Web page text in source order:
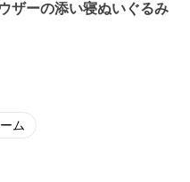
ザーの添い寝ぬいぐるみ
ム